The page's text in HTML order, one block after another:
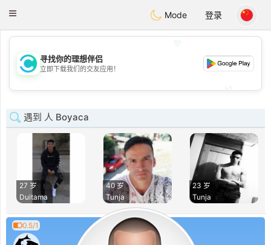
Citas
Toggle
Mode 登录
💖
💕
寻找你的理想伴侣
立即下载我们的交友应用！
遇到 人 Boyaca
27 岁
Duitama
40 岁
Tunja
23 岁
Tunja
0.5/1